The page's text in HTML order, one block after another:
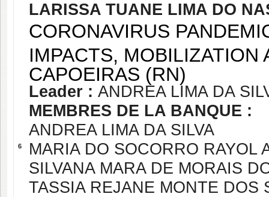
6
LARISSA TUANE LIMA DO
CORONAVIRUS
IMPACTS, MOBILIZATION
CAPOEIRAS (RN)
Leader : ANDREA LIMA DA
MEMBRES DE LA BANQUE :
ANDREA LIMA DA SILVA
MARIA DO SOCORRO RAYOL
SILVANA MARA DE MORAIS
TASSIA REJANE MONTE DOS